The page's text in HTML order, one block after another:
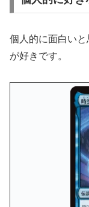
個人的に面白い
が好きです。